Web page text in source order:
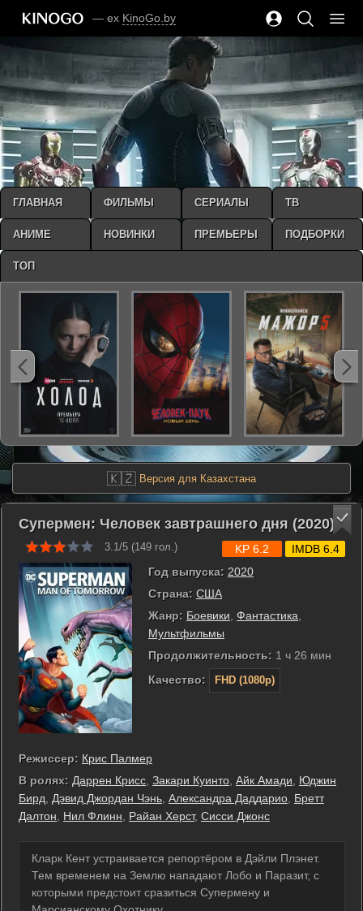
— ex KinoGo.by
🇰🇿 Версия для Казахстана
Супермен: Человек завтрашнего дня (2020)
3.1/5 (149 гол.)
Год выпуска: 2020
Страна: США
Жанр: Боевики Фантастика
Мультфильмы
Продолжительность: 1 ч 26 мин
Качество:
FHD (1080p)
KP 6.2 IMDB 6.4
Режиссер: Крис Палмер
В ролях: Даррен Крисс Закари Куинто Айк Амади
Юджин
Бирд
Дэвид Джордан Чэнь Александра Даддарио Бретт
Далтон
Нил Флинн Райан Херст, Сисси Джонс
Кларк Кент устраивается репортёром в Дэйли Плэнет.
Тем временем на Землю нападают Лобо и Паразит, с
которыми предстоит сразиться Супермену и
ГЛАВНАЯ ФИЛЬМЫ СЕРИАЛЫ ТВ
АНИМЕ НОВИНКИ ПРЕМЬЕРЫ ПОДБОРКИ
ТОП